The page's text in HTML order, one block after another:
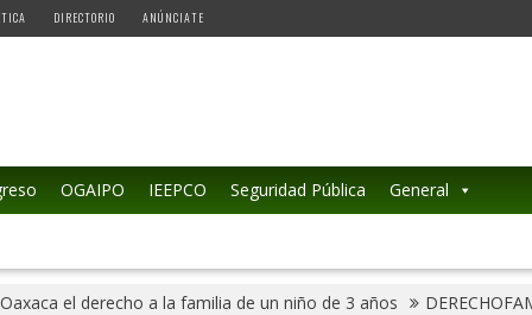
DIRECTORIO ANÚNCIATE
OGAIPO IEEPCO Seguridad Pública General
el derecho a la familia de un niño de 3 años